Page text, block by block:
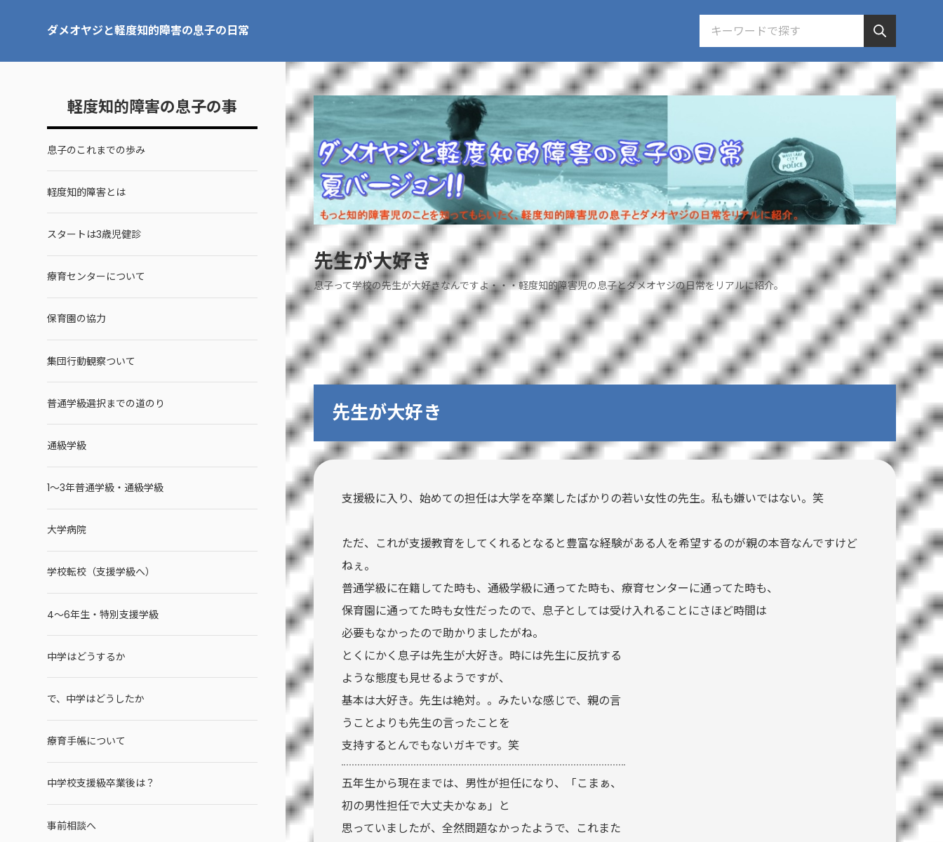
ダメオヤジと軽度知的障害の息子の日常
先生が大好き
息子って学校の先生が大好きなんですよ・・・軽度知的障害児の息子とダメオヤジの日常をリアルに紹介。
先生が大好き
支援級に入り、始めての担任は大学を卒業したばかりの若い女性の先生。私も嫌いではない。笑
ただ、これが支援教育をしてくれるとなると豊富な経験がある人を希望するのが親の本音なんですけど
ねぇ。
普通学級に在籍してた時も、通級学級に通ってた時も、療育センターに通ってた時も、
保育園に通ってた時も女性だったので、息子としては受け入れることにさほど時間は
必要もなかったので助かりましたがね。
とくにかく息子は先生が大好き。時には先生に反抗する
ような態度も見せるようですが、
基本は大好き。先生は絶対。。みたいな感じで、親の言
うことよりも先生の言ったことを
支持するとんでもないガキです。笑
五年生から現在までは、男性が担任になり、「こまぁ、
初の男性担任で大丈夫かなぁ」と
思っていましたが、全然問題なかったようで、これまた
軽度知的障害の息子の事
息子のこれまでの歩み
軽度知的障害とは
スタートは3歳児健診
療育センターについて
保育園の協力
集団行動観察ついて
普通学級選択までの道のり
通級学級
1～3年普通学級・通級学級
大学病院
学校転校（支援学級へ）
4～6年生・特別支援学級
中学はどうするか
で、中学はどうしたか
療育手帳について
中学校支援級卒業後は？
事前相談へ